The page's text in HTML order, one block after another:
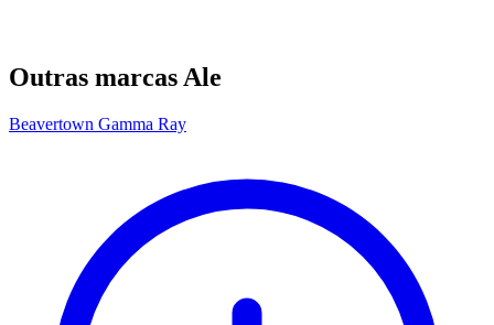
Outras marcas Ale
Beavertown Gamma Ray